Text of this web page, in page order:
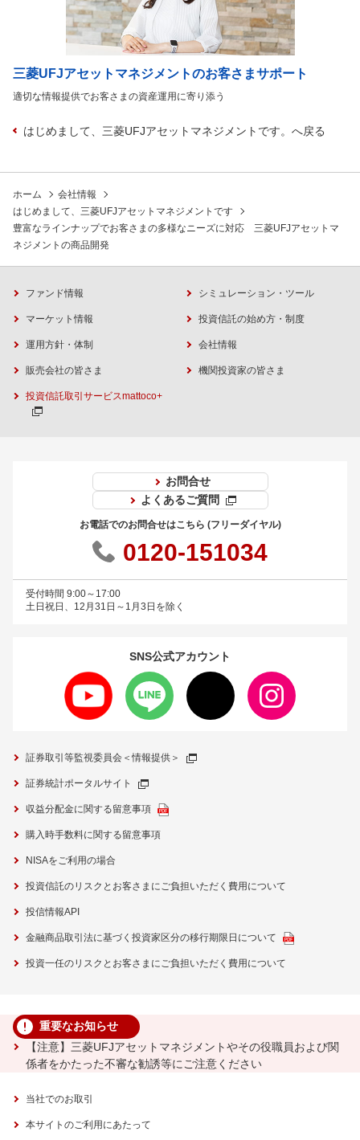
三菱UFJアセットマネジメントのお客さまサポート
適切な情報提供でお客さまの資産運用に寄り添う
はじめまして、三菱UFJアセットマネジメントです。へ戻る
ホーム
会社情報
はじめまして、三菱UFJアセットマネジメントです
豊富なラインナップでお客さまの多様なニーズに対応 三菱UFJアセットマ
ネジメントの商品開発
ファンド情報 シミュレーション・ツール
マーケット情報 投資信託の始め方・制度
運用方針・体制 会社情報
販売会社の皆さま 機関投資家の皆さま
投資信託取引サービスmattoco+
お問合せ
よくあるご質問
お電話でのお問合せはこちら (フリーダイヤル)
0120-151034
受付時間 9:00～17:00
土日祝日、12月31日～1月3日を除く
SNS公式アカウント
証券取引等監視委員会＜情報提供＞
証券統計ポータルサイト
収益分配金に関する留意事項
購入時手数料に関する留意事項
NISAをご利用の場合
投資信託のリスクとお客さまにご負担いただく費用について
投信情報API
金融商品取引法に基づく投資家区分の移行期限日について
投資一任のリスクとお客さまにご負担いただく費用について
重要なお知らせ
【注意】三菱UFJアセットマネジメントやその役職員および関
係者をかたった不審な勧誘等にご注意ください
当社でのお取引
本サイトのご利用にあたって